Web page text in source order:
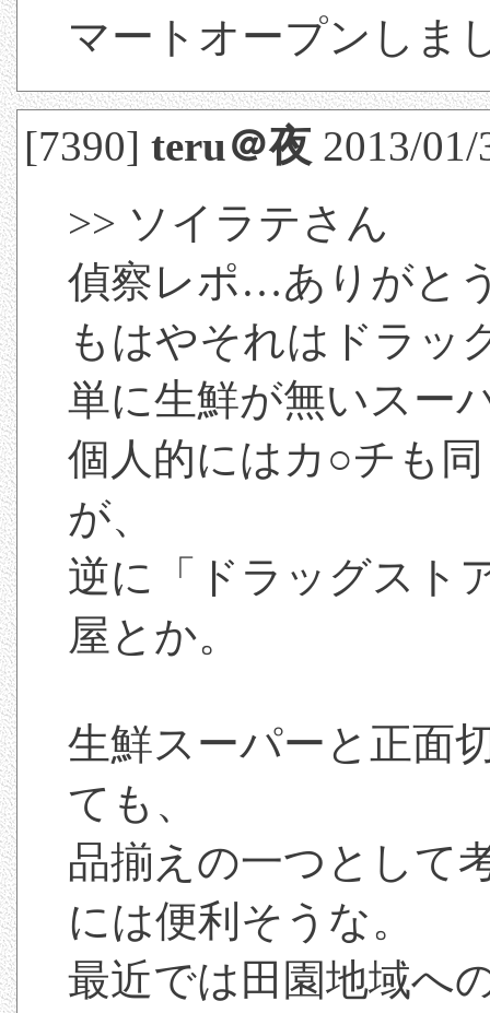
マートオープンしま
[7390]teru＠夜 2013/01/
>> ソイラテさん
偵察レポ…ありがと
もはやそれはドラッ
単に生鮮が無いスー
個人的にはカ○チも
が、
逆に「ドラッグスト
屋とか。
生鮮スーパーと正面
ても、
品揃えの一つとして
には便利そうな。
最近では田園地域へ